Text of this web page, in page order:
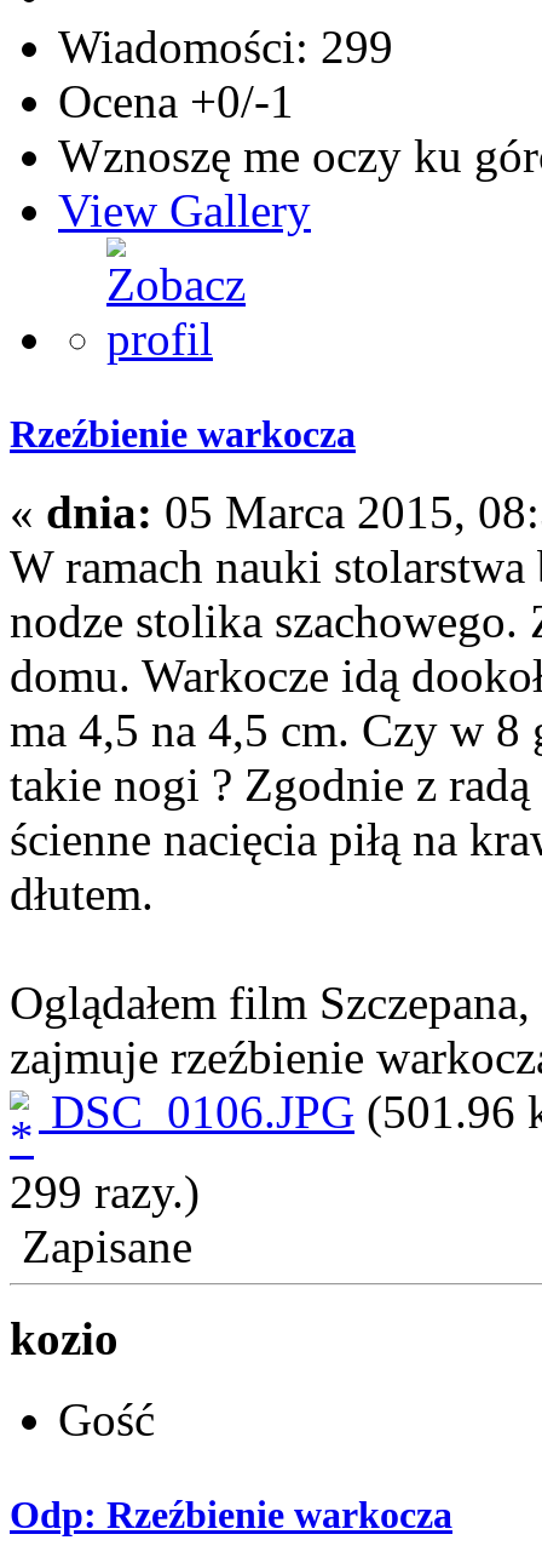
Wiadomości: 299
Ocena +0/-1
Wznoszę me oczy ku
View Gallery
Rzeźbienie warkocza
« dnia: 05 Marca 2015,
W ramach nauki
nodze stolika szachowego.
domu. Warkocze idą
ma 4,5 na 4,5 cm. Czy w
takie nogi ? Zgodnie z
ścienne nacięcia piłą na
dłutem.
Oglądałem film
zajmuje rzeźbienie
DSC_0106.JPG (501.96
299 razy.)
Zapisane
kozio
Gość
Odp: Rzeźbienie warkocza